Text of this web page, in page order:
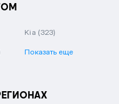
Kia (323)
Показать еще